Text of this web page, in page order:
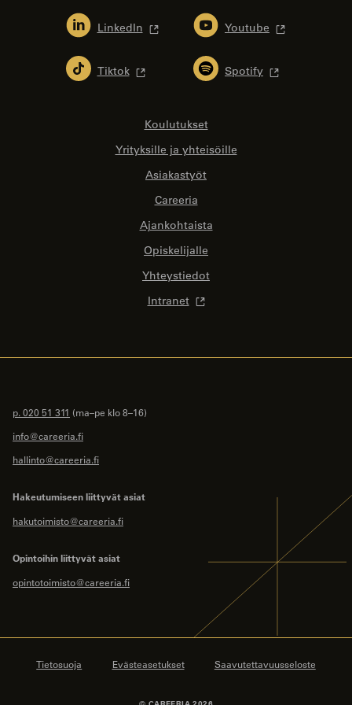
LinkedIn Youtube
Tiktok Spotify
Koulutukset
Yrityksille ja yhteisöille
Asiakastyöt
Careeria
Ajankohtaista
Opiskelijalle
Yhteystiedot
Intranet
p. 020 51 311 (ma–pe klo 8–16)
info@careeria.fi
hallinto@careeria.fi
Hakeutumiseen liittyvät asiat
hakutoimisto@careeria.fi
Opintoihin liittyvät asiat
opintotoimisto@careeria.fi
Tietosuoja Evästeasetukset Saavutettavuusseloste